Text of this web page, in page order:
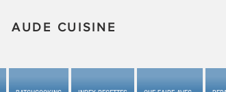
AUDE CUISINE